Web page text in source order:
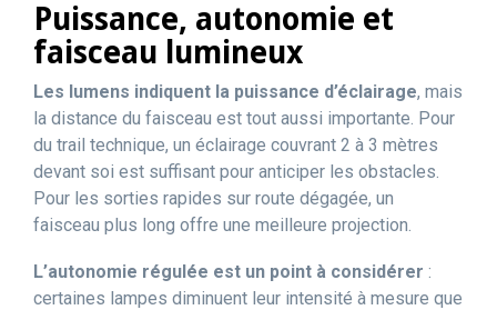
Puissance, autonomie et
faisceau lumineux
Les lumens indiquent la puissance d’éclairage, mais
la distance du faisceau est tout aussi importante. Pour
du trail technique, un éclairage couvrant 2 à 3 mètres
devant soi est suffisant pour anticiper les obstacles.
Pour les sorties rapides sur route dégagée, un
faisceau plus long offre une meilleure projection.
L’autonomie régulée est un point à considérer :
certaines lampes diminuent leur intensité à mesure que